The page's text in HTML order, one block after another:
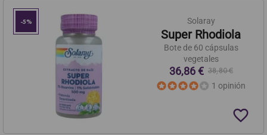
-5% Solaray
Super Rhodiola
Bote de 60 cápsulas
vegetales
36,86 € 38,80 €
1 opinión
favorite_border